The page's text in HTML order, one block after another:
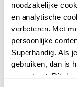
noodzakelijke
en analytische
verbeteren. Met
persoonlijke
Superhandig. Als
gebruiken, dan is
accepteert. Dit